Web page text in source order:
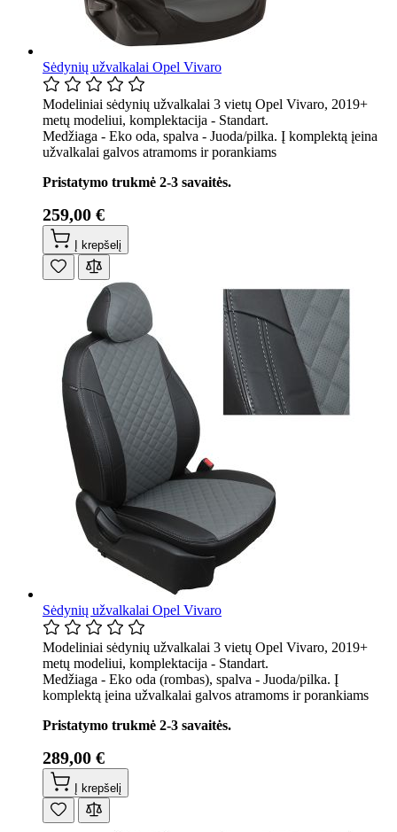
Sėdynių užvalkalai Opel Vivaro
Modeliniai sėdynių užvalkalai 3 vietų Opel Vivaro, 2019+
metų modeliui, komplektacija - Standart.
Medžiaga - Eko oda, spalva - Juoda/pilka. Į komplektą įeina
užvalkalai galvos atramoms ir porankiams
Pristatymo trukmė 2-3 savaitės.
259,00 €
Į krepšelį
Sėdynių užvalkalai Opel Vivaro
Modeliniai sėdynių užvalkalai 3 vietų Opel Vivaro, 2019+
metų modeliui, komplektacija - Standart.
Medžiaga - Eko oda (rombas), spalva - Juoda/pilka. Į
komplektą įeina užvalkalai galvos atramoms ir porankiams
Pristatymo trukmė 2-3 savaitės.
289,00 €
Į krepšelį